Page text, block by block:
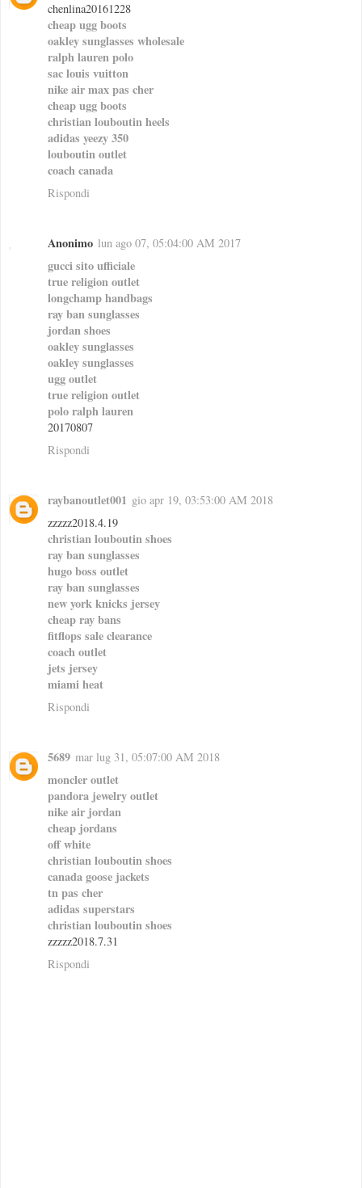
chenlina20161228
cheap ugg boots
oakley sunglasses wholesale
ralph lauren polo
sac louis vuitton
nike air max pas cher
cheap ugg boots
christian louboutin heels
adidas yeezy 350
louboutin outlet
coach canada
Rispondi
Anonimo lun ago 07, 05:04:00 AM 2017
gucci sito ufficiale
true religion outlet
longchamp handbags
ray ban sunglasses
jordan shoes
oakley sunglasses
oakley sunglasses
ugg outlet
true religion outlet
polo ralph lauren
20170807
Rispondi
raybanoutlet001 gio apr 19, 03:53:00 AM 2018
zzzzz2018.4.19
christian louboutin shoes
ray ban sunglasses
hugo boss outlet
ray ban sunglasses
new york knicks jersey
cheap ray bans
fitflops sale clearance
coach outlet
jets jersey
miami heat
Rispondi
5689 mar lug 31, 05:07:00 AM 2018
moncler outlet
pandora jewelry outlet
nike air jordan
cheap jordans
off white
christian louboutin shoes
canada goose jackets
tn pas cher
adidas superstars
christian louboutin shoes
zzzzz2018.7.31
Rispondi